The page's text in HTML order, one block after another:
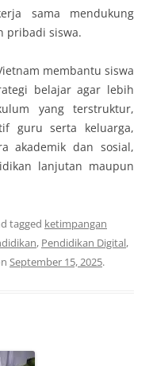
sama mendukung
pribadi siswa.
membantu siswa
belajar agar lebih
yang terstruktur,
guru serta keluarga,
akademik dan sosial,
lanjutan maupun
tagged ketimpangan
, Pendidikan Digital,
September 15, 2025.